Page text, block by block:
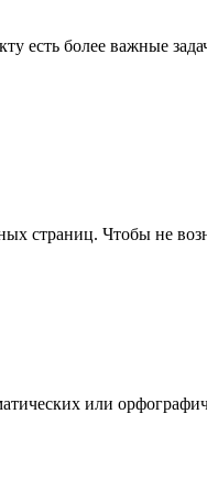
есть более важные
страниц. Чтобы не
или